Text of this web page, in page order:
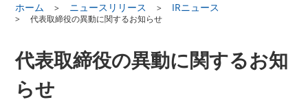
ホーム ニュースリリース IRニュース
代表取締役の異動に関するお知らせ
代表取締役の異動に関するお知
らせ